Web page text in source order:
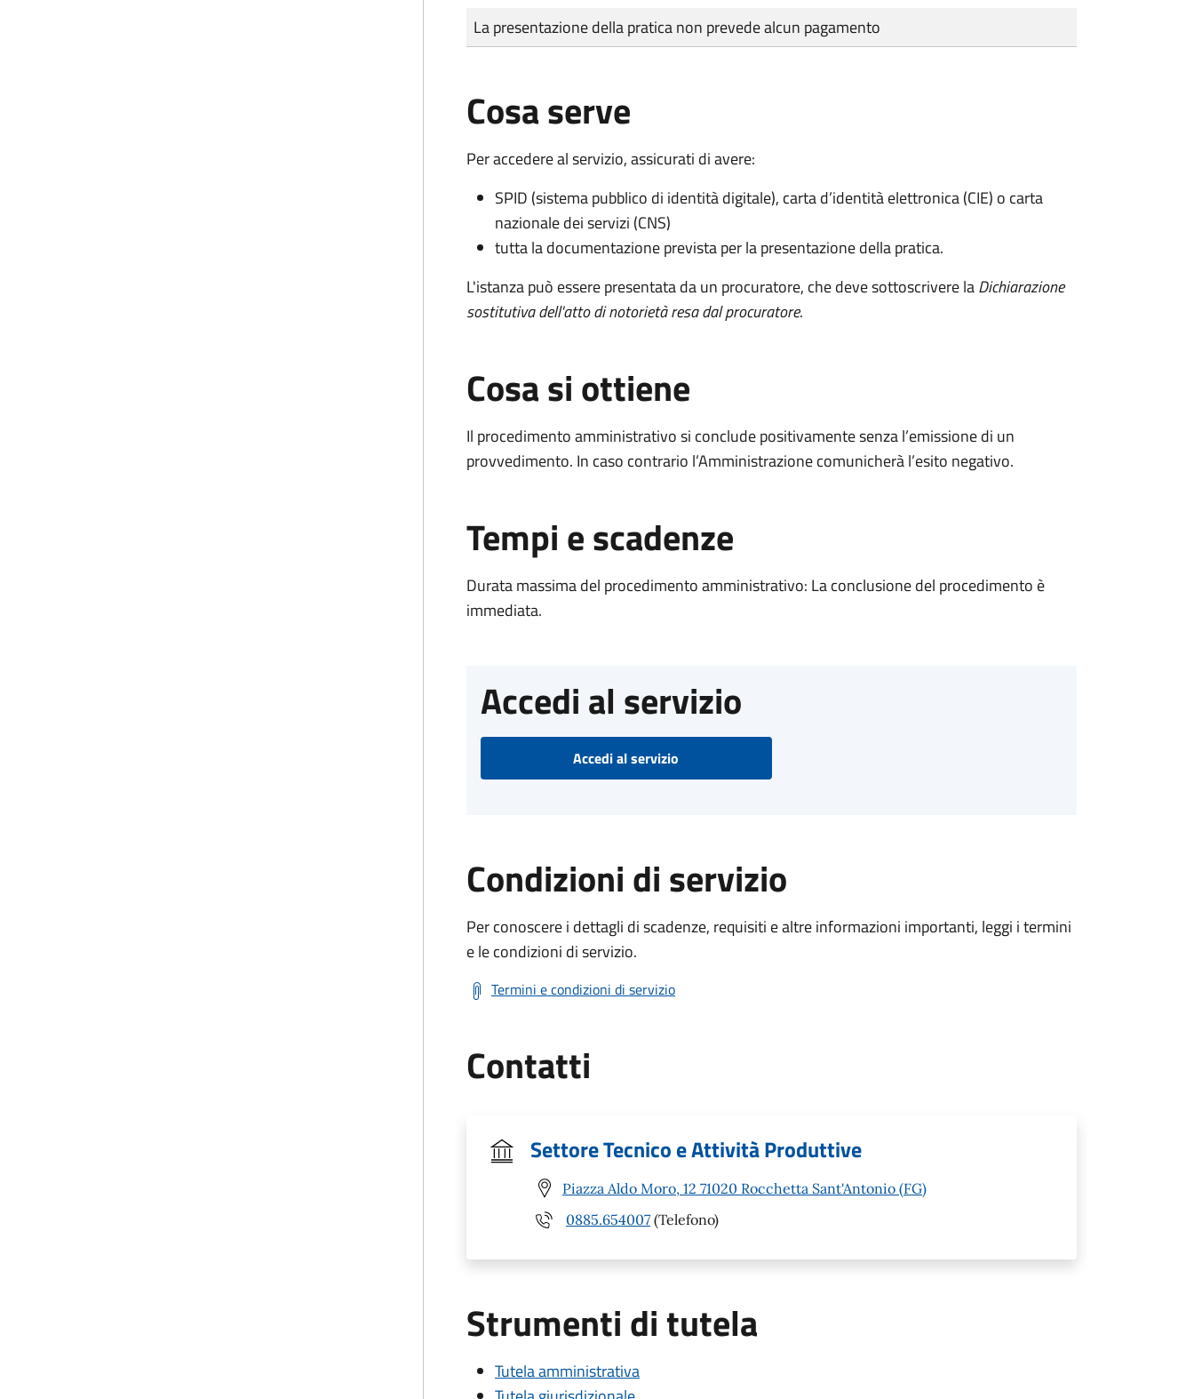
Tipo di pagamento
Importo
La presentazione della pratica non prevede alcun pagamento
Cosa serve
Per accedere al servizio, assicurati di avere:
SPID (sistema pubblico di identità digitale), carta d’identità elettronica (CIE) o carta
nazionale dei servizi (CNS)
tutta la documentazione prevista per la presentazione della pratica.
L'istanza può essere presentata da un procuratore, che deve sottoscrivere laDichiarazione
sostitutiva dell'atto di notorietà resa dal procuratore.
Cosa si ottiene
Il procedimento amministrativo si conclude positivamente senza l’emissione di un
provvedimento. In caso contrario l’Amministrazione comunicherà l’esito negativo.
Tempi e scadenze
Durata massima del procedimento amministrativo: La conclusione del procedimento è
immediata.
Accedi al servizio
Accedi al servizio
Condizioni di servizio
Per conoscere i dettagli di scadenze, requisiti e altre informazioni importanti, leggi i termini
e le condizioni di servizio.
Termini e condizioni di servizio
Contatti
Settore Tecnico e Attività Produttive
Piazza Aldo Moro, 12 71020 Rocchetta Sant'Antonio (FG)
0885.654007 (Telefono)
Strumenti di tutela
Tutela amministrativa